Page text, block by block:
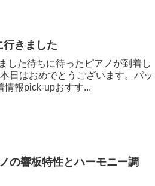
きました
した待ちに待ったピアノが到着し
日はおめでとうございます。パッ
情報pick-upおすす...
の響板特性とハーモニー調